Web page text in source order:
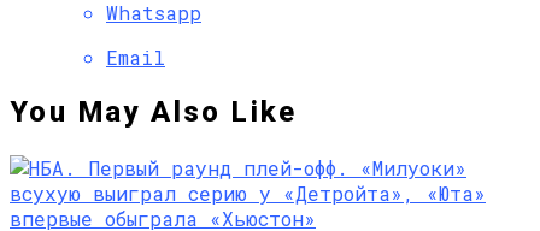
Whatsapp
Email
You May Also Like